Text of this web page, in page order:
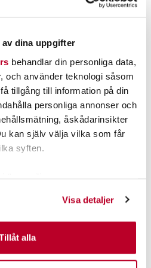
dina uppgifter
behandlar din personliga data,
och använder teknologi såsom
tillgång till information på din
personliga annonser och
åskådarinsikter
kan själv välja vilka som får
syften.
att aktivt skanna den för
(fingeravtryck)
personliga uppgifter
Visa detaljer
alla
Nuvarande pris:
LÄGG I VARUKORGEN
IFISH